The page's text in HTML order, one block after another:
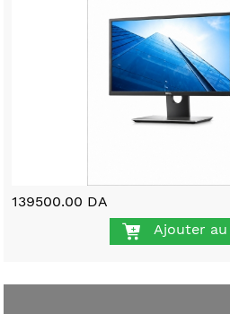
139500.00 DA
Ajouter au